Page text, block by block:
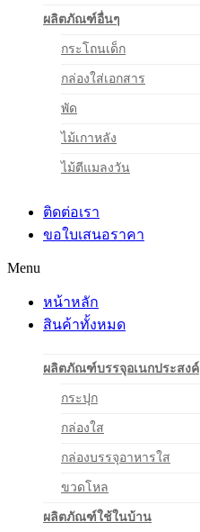
ผลิตภัณฑ์อื่นๆ
กระโถนเด็ก
กล่องใส่เอกสาร
พัด
ไม้เกาหลัง
ไม้ตีแมลงวัน
ติดต่อเรา
ขอใบเสนอราคา
Menu
หน้าหลัก
สินค้าทั้งหมด
ผลิตภัณฑ์บรรจุอเนกประสงค์
กระปุก
กล่องใส
กล่องบรรจุอาหารใส
ขวดโหล
ผลิตภัณฑ์ใช้ในบ้าน